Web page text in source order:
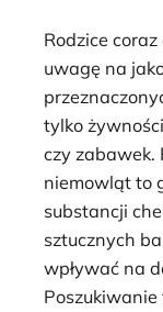
Rodzice
uwagę na
tylko
czy zabawek.
niemowląt to
substancji
sztucznych
wpływać na